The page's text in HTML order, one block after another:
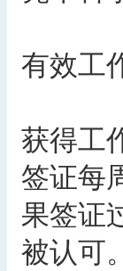
有效工
获得工
签证每
果签证
被认可。